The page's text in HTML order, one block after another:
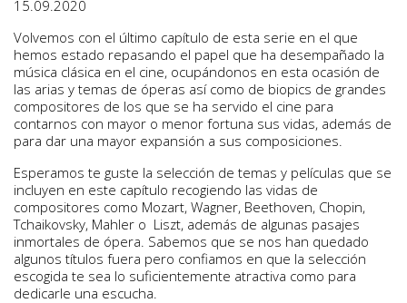
15.09.2020
Volvemos con el último capítulo de esta serie en el que
hemos estado repasando el papel que ha desempañado la
música clásica en el cine, ocupándonos en esta ocasión de
las arias y temas de óperas así como de biopics de grandes
compositores de los que se ha servido el cine para
contarnos con mayor o menor fortuna sus vidas, además de
para dar una mayor expansión a sus composiciones.
Esperamos te guste la selección de temas y películas que se
incluyen en este capítulo recogiendo las vidas de
compositores como Mozart, Wagner, Beethoven, Chopin,
Tchaikovsky, Mahler o Liszt, además de algunas pasajes
inmortales de ópera. Sabemos que se nos han quedado
algunos títulos fuera pero confiamos en que la selección
escogida te sea lo suficientemente atractiva como para
dedicarle una escucha.